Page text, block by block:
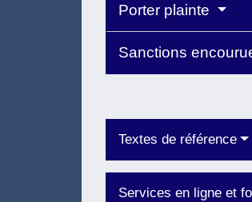
Porter plainte
Sanctions
Textes de référence
Services en ligne et